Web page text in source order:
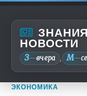
НОВОСТИ
З—вчера , М—
ЭКОНОМИКА